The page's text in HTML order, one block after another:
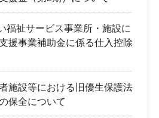
福祉サービス事業所・施設に
援事業補助金に係る仕入控除
施設等における旧優生保護法
保全について